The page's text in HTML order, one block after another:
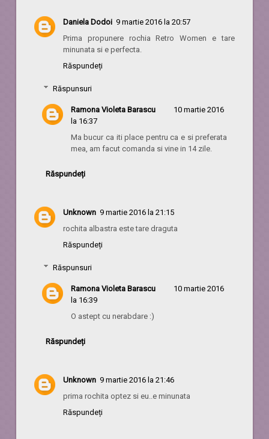
Daniela Dodoi 9 martie 2016 la 20:57
Prima propunere rochia Retro Women e tare
minunata si e perfecta.
Răspundeți
Răspunsuri
Ramona Violeta Barascu
10 martie 2016
la 16:37
Ma bucur ca iti place pentru ca e si preferata
mea, am facut comanda si vine in 14 zile.
Răspundeți
Unknown 9 martie 2016 la 21:15
rochita albastra este tare draguta
Răspundeți
Răspunsuri
Ramona Violeta Barascu
10 martie 2016
la 16:39
O astept cu nerabdare :)
Răspundeți
Unknown 9 martie 2016 la 21:46
prima rochita optez si eu..e minunata
Răspundeți